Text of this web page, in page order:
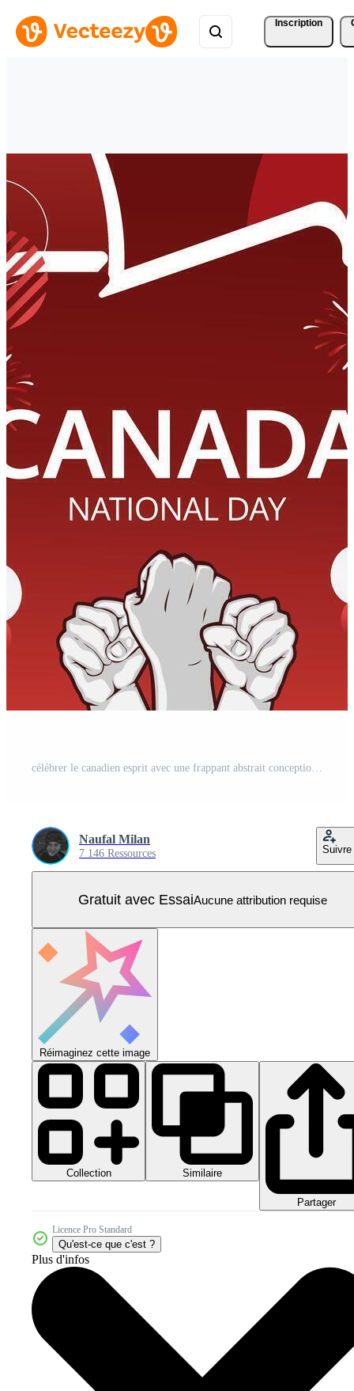
Inscription
célébrer le canadien esprit avec une frappant abstrait conception. idéal pour bannières, affiches, et canadien vacances salutation cartes. Vecteur Pro
Naufal Milan
7 146 Ressources Suivre
Gratuit avec EssaiAucune attribution requise
Réimaginez cette image
Collection Similaire
Partager
Licence Pro Standard
Qu'est-ce que c'est ?
Plus d'infos